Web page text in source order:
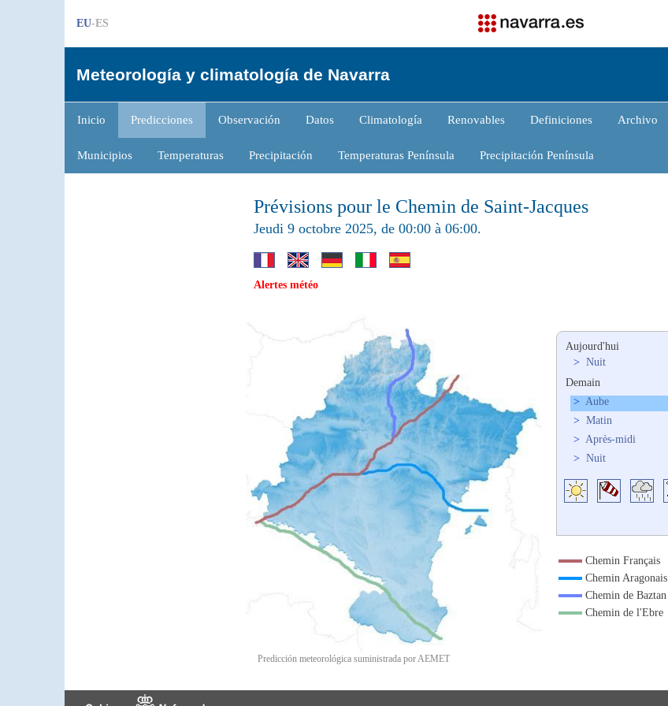
EU-ES
Meteorología y climatología de Navarra
Inicio Predicciones Observación Datos Climatología Renovables Definiciones Archivo
Municipios Temperaturas Precipitación Temperaturas Península Precipitación Península
Prévisions pour le Chemin de Saint-Jacques
Jeudi 9 octobre 2025, de 00:00 à 06:00.
Alertes météo
Predicción meteorológica suministrada por AEMET
Aujourd'hui
> Nuit
Demain
> Aube
> Matin
> Après-midi
> Nuit
Chemin Français
Chemin Aragonais
Chemin de Baztan
Chemin de l'Ebre